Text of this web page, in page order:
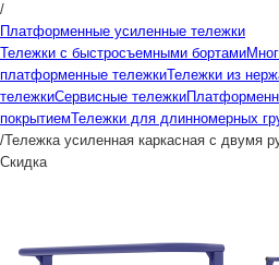
/
Платформенные усиленные тележки
Тележки с быстросъемными бортами
платформенные тележкиТележки из
тележкиСервисные тележки
покрытиемТележки для длинномерных
/Тележка усиленная каркасная с двумя
Скидка